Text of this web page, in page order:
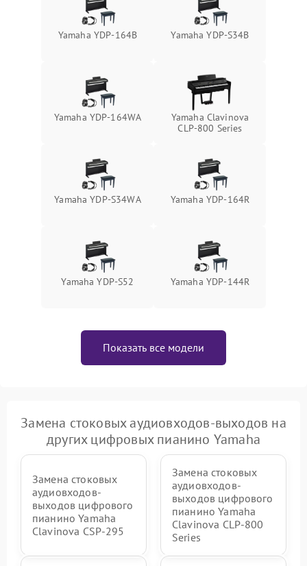
Yamaha YDP-164B Yamaha YDP-S34B
Yamaha YDP-164WA
Yamaha Clavinova
CLP-800 Series
Yamaha YDP-S34WA Yamaha YDP-164R
Yamaha YDP-S52 Yamaha YDP-144R
Показать все модели
Замена стоковых аудиовходов-выходов на
других цифровых пианино Yamaha
Замена стоковых
аудиовходов-
выходов цифрового
пианино Yamaha
Clavinova CSP-295
Замена стоковых
аудиовходов-
выходов цифрового
пианино Yamaha
Clavinova CLP-800
Series